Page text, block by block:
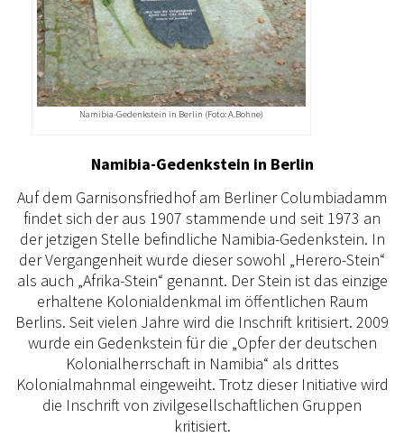
Namibia-Gedenkstein in Berlin (Foto: A.Bohne)
Namibia-Gedenkstein in Berlin
Auf dem Garnisonsfriedhof am Berliner Columbiadamm
findet sich der aus 1907 stammende und seit 1973 an
der jetzigen Stelle befindliche Namibia-Gedenkstein. In
der Vergangenheit wurde dieser sowohl „Herero-Stein“
als auch „Afrika-Stein“ genannt. Der Stein ist das einzige
erhaltene Kolonialdenkmal im öffentlichen Raum
Berlins. Seit vielen Jahre wird die Inschrift kritisiert. 2009
wurde ein Gedenkstein für die „Opfer der deutschen
Kolonialherrschaft in Namibia“ als drittes
Kolonialmahnmal eingeweiht. Trotz dieser Initiative wird
die Inschrift von zivilgesellschaftlichen Gruppen
kritisiert.